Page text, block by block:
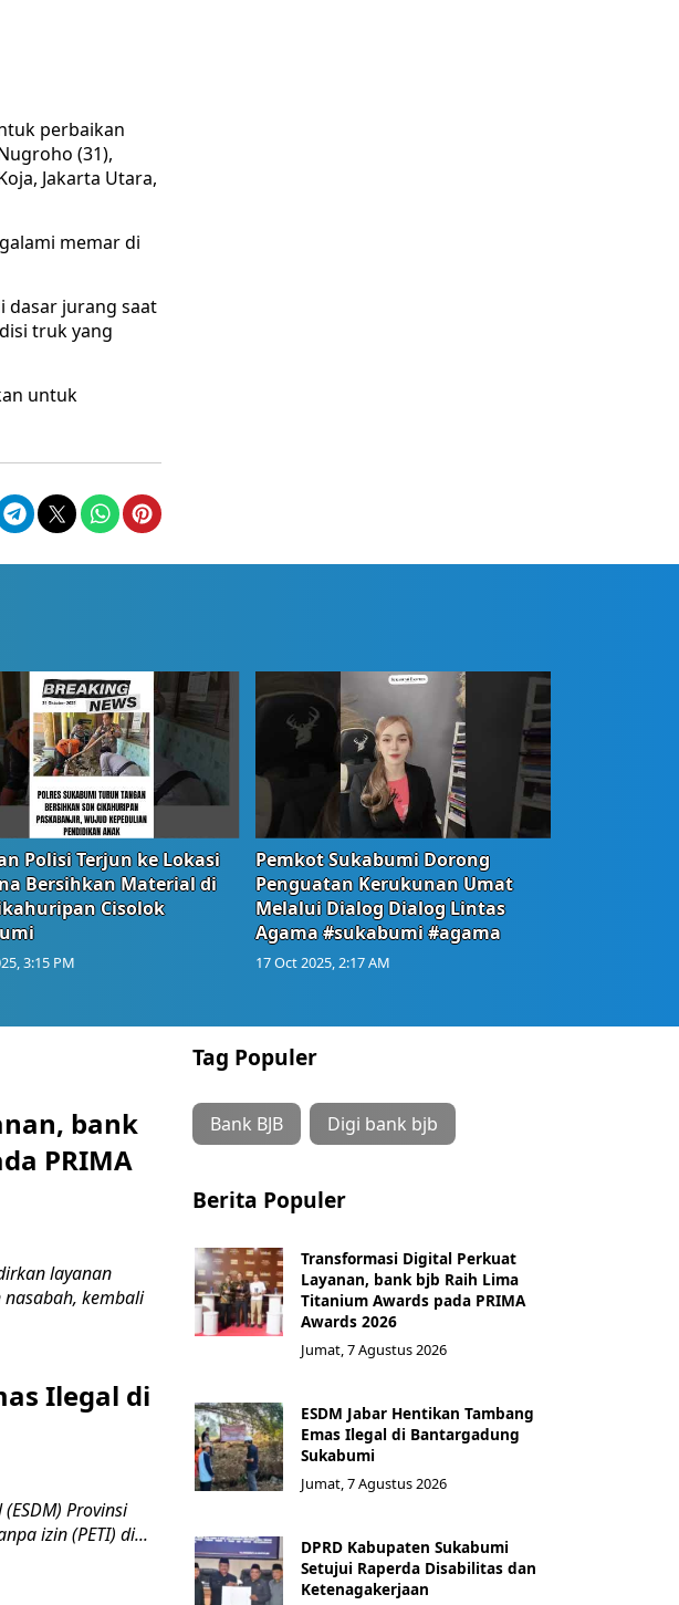
perbaikan
(31),
Jakarta Utara,
memar di
dasar jurang saat
truk yang
untuk
Polisi Terjun ke Lokasi
Bersihkan Material di
Cisolok
3:15 PM
Pemkot Sukabumi Dorong
Penguatan Kerukunan Umat
Melalui Dialog Dialog Lintas
Agama #sukabumi #agama
17 Oct 2025, 2:17 AM
bank
PRIMA
layanan
kembali
Ilegal di
Provinsi
izin (PETI) di...
Tag Populer
Bank BJB Digi bank bjb
Berita Populer
Transformasi Digital Perkuat
Layanan, bank bjb Raih Lima
Titanium Awards pada PRIMA
Awards 2026
Jumat, 7 Agustus 2026
ESDM Jabar Hentikan Tambang
Emas Ilegal di Bantargadung
Sukabumi
Jumat, 7 Agustus 2026
DPRD Kabupaten Sukabumi
Setujui Raperda Disabilitas dan
Ketenagakerjaan